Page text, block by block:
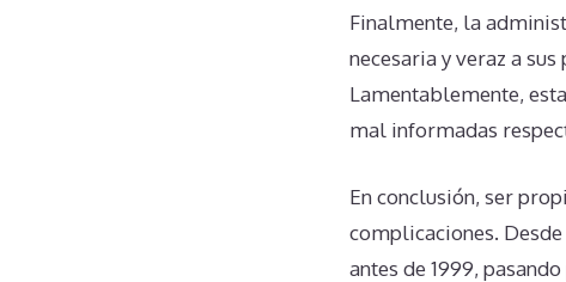
Finalmente, la
necesaria y veraz a
Lamentablemente,
mal informadas
En conclusión, ser
complicaciones.
antes de 1999,